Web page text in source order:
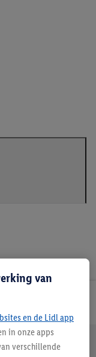
van
en de Lidl app
in onze apps
verschillende